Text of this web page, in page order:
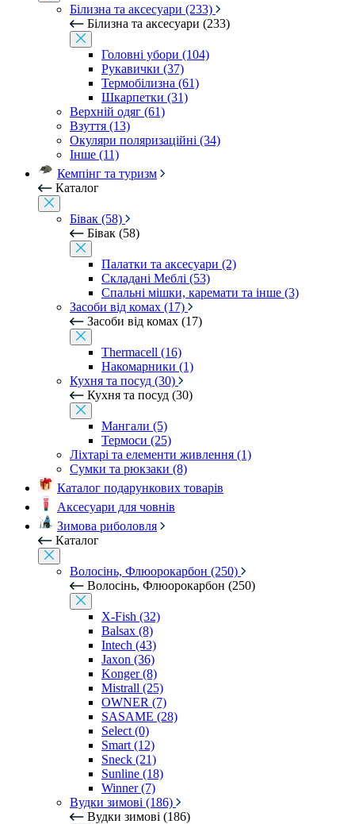
Білизна та аксесуари (233)
Білизна та аксесуари (233)
Головні убори (104)
Рукавички (37)
Термобілизна (61)
Шкарпетки (31)
Верхній одяг (61)
Взуття (13)
Окуляри поляризаційні (34)
Інше (11)
Кемпінг та туризм
Каталог
Бівак (58)
Бівак (58)
Палатки та аксесуари (2)
Складані Меблі (53)
Спальні мішки, каремати та інше (3)
Засоби від комах (17)
Засоби від комах (17)
Thermacell (16)
Накомарники (1)
Кухня та посуд (30)
Кухня та посуд (30)
Мангали (5)
Термоси (25)
Ліхтарі та елементи живлення (1)
Сумки та рюкзаки (8)
Каталог подарункових товарів
Аксесуари для човнів
Зимова риболовля
Каталог
Волосінь, Флюорокарбон (250)
Волосінь, Флюорокарбон (250)
X-Fish (32)
Balsax (8)
Intech (43)
Jaxon (36)
Konger (8)
Mistrall (25)
OWNER (7)
SASAME (28)
Select (0)
Smart (12)
Sneck (21)
Sunline (18)
Winner (7)
Вудки зимові (186)
Вудки зимові (186)